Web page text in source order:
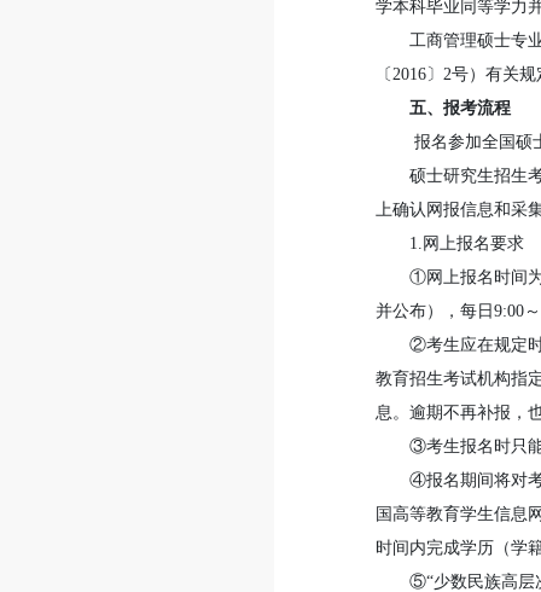
学本科毕业同等学力
工商管理硕士专
〔2016〕2号）有关
五、报考流程
报名参加全国硕
硕士研究生招生
上确认网报信息和采
1.网上报名要求
①网上报名时间为
并公布），每日9:00
②考生应在规定
教育招生考试机构指
息。逾期不再补报，
③考生报名时只
④报名期间将对
国高等教育学生信息
时间内完成学历（学
⑤“少数民族高层